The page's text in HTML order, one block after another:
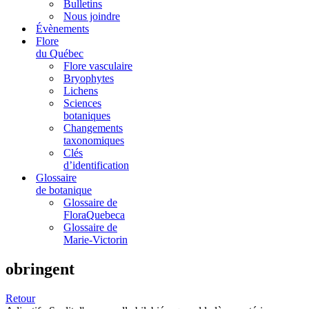
Bulletins
Nous joindre
Évènements
Flore
du Québec
Flore vasculaire
Bryophytes
Lichens
Sciences
botaniques
Changements
taxonomiques
Clés
d’identification
Glossaire
de botanique
Glossaire de
FloraQuebeca
Glossaire de
Marie-Victorin
obringent
Retour